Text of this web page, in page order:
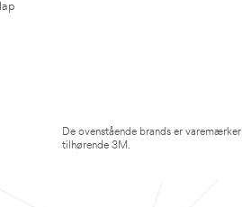
De ovenstående brands er varemærker
tilhørende 3M.